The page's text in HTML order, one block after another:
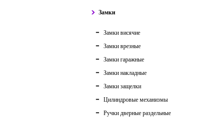
Замки
Замки висячие
Замки врезные
Замки гаражные
Замки накладные
Замки защелки
Цилиндровые механизмы
Ручки дверные раздельные